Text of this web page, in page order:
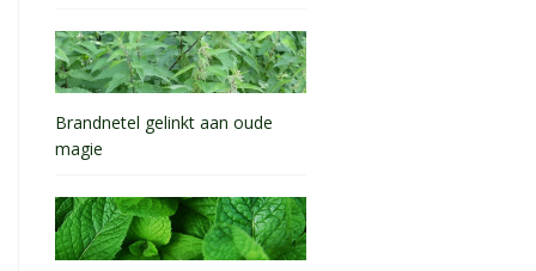
Brandnetel gelinkt aan oude
magie